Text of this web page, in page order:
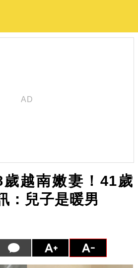
越南嫩妻！41歲
：兒子是暖男